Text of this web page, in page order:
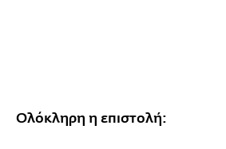
Ολόκληρη η επιστολή: